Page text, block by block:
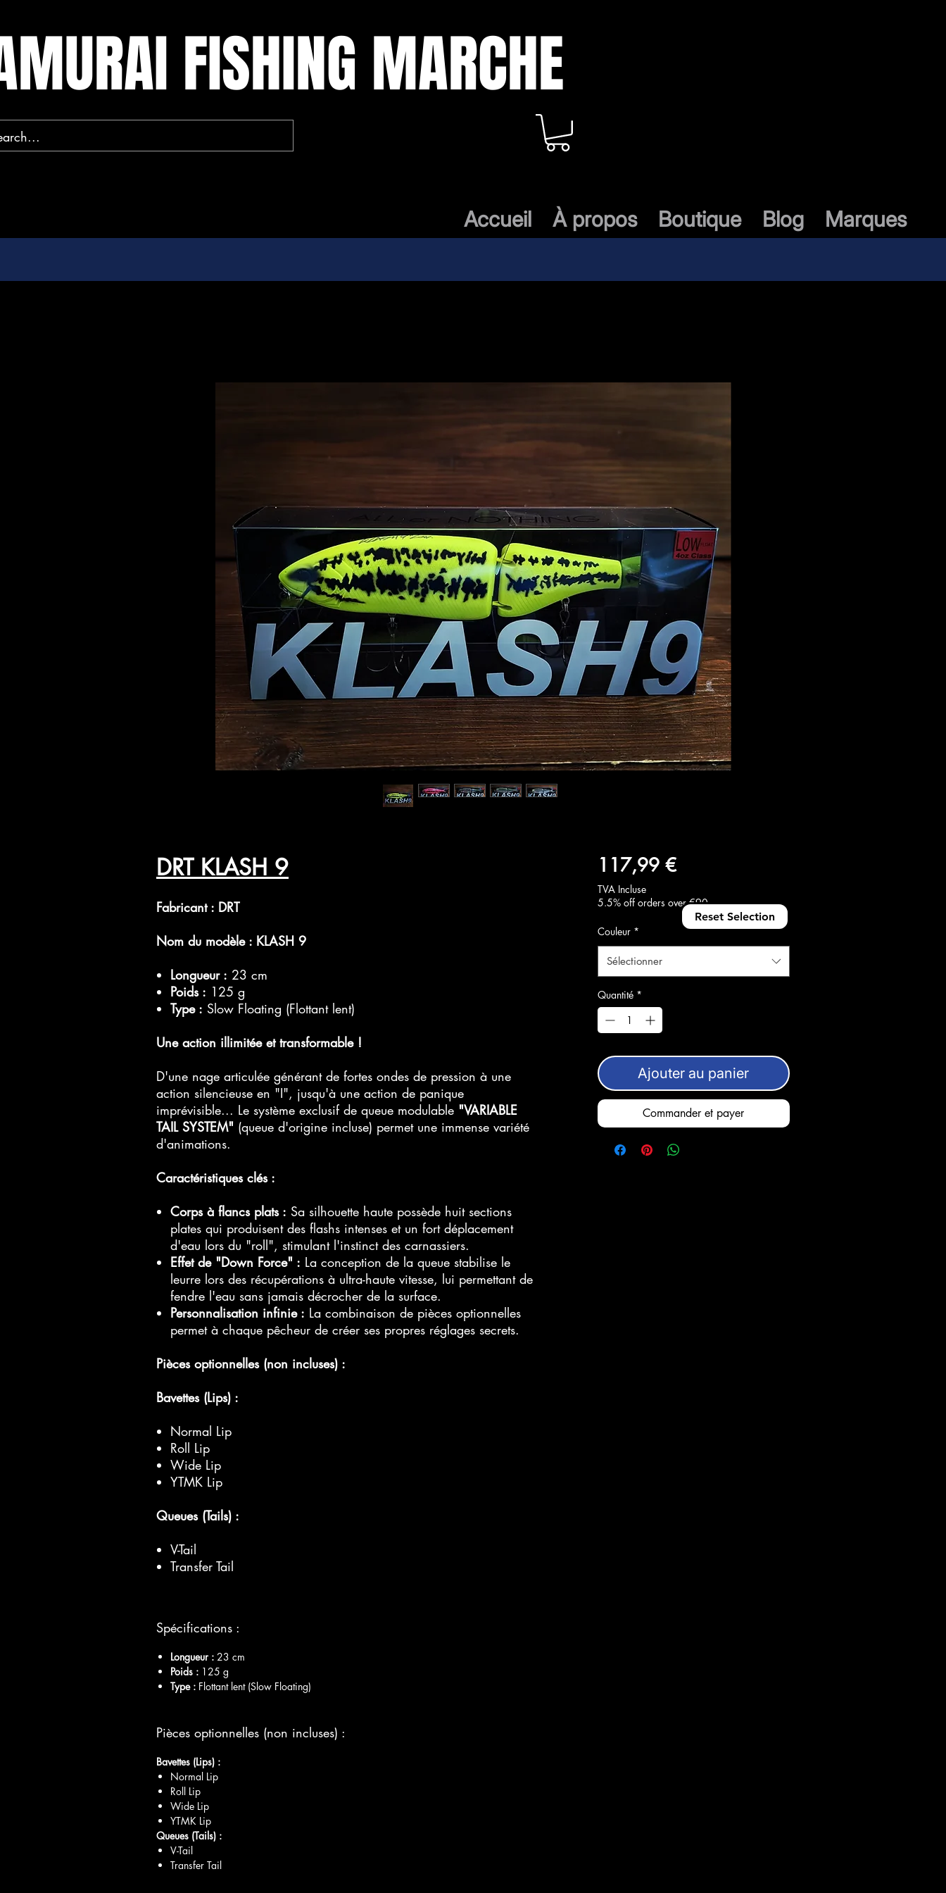
FISHING MARCHE
Accueil À propos Boutique Blog Marques
DRT KLASH 9
Fabricant : DRT
Nom du modèle : KLASH 9
Longueur : 23 cm
Poids : 125 g
Type : Slow Floating (Flottant lent)
Une action illimitée et transformable !
D'une nage articulée générant de fortes ondes de pression à une
action silencieuse en "I", jusqu'à une action de panique
imprévisible... Le système exclusif de queue modulable "VARIABLE
TAIL SYSTEM" (queue d'origine incluse) permet une immense variété
d'animations.
Caractéristiques clés :
Corps à flancs plats : Sa silhouette haute possède huit sections
plates qui produisent des flashs intenses et un fort déplacement
d'eau lors du "roll", stimulant l'instinct des carnassiers.
Effet de "Down Force" : La conception de la queue stabilise le
leurre lors des récupérations à ultra-haute vitesse, lui permettant de
fendre l'eau sans jamais décrocher de la surface.
Personnalisation infinie : La combinaison de pièces optionnelles
permet à chaque pêcheur de créer ses propres réglages secrets.
Pièces optionnelles (non incluses) :
Bavettes (Lips) :
Normal Lip
Roll Lip
Wide Lip
YTMK Lip
Queues (Tails) :
V-Tail
Transfer Tail
Spécifications :
Longueur : 23 cm
Poids : 125 g
Type : Flottant lent (Slow Floating)
Pièces optionnelles (non incluses) :
Bavettes (Lips) :
Normal Lip
Roll Lip
Wide Lip
YTMK Lip
Queues (Tails) :
V-Tail
Transfer Tail
117,99 €Prix
TVA Incluse
5.5% off orders over €90
Couleur *
Sélectionner
Quantité *
Ajouter au panier
Commander et payer
Reset Selection